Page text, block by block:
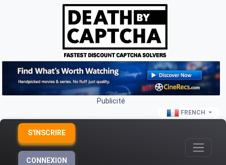
Publicité
FRENCH
S'INSCRIRE
CONNEXION